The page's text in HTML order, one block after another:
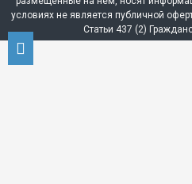
условиях не является публичной
Статьи 437 (2)